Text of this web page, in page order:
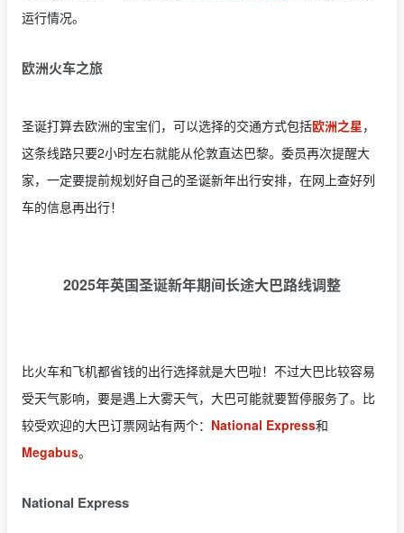
运行情况。
欧洲火车之旅
圣诞打算去欧洲的宝宝们，可以选择的交通方式包括欧洲之星，
这条线路只要2小时左右就能从伦敦直达巴黎。委员再次提醒大
家，一定要提前规划好自己的圣诞新年出行安排，在网上查好列
车的信息再出行！
2025年英国圣诞新年期间长途大巴路线调整
比火车和飞机都省钱的出行选择就是大巴啦！不过大巴比较容易
受天气影响，要是遇上大雾天气，大巴可能就要暂停服务了。比
较受欢迎的大巴订票网站有两个： National Express和
Megabus。
National Express